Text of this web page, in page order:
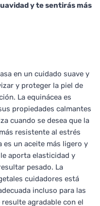
y te sentirás más
en un cuidado suave y
y proteger la piel de
La equinácea es
propiedades calmantes
cuando se desea que la
resistente al estrés
es un aceite más ligero y
aporta elasticidad y
pesado. La
cuidadores está
incluso para las
agradable con el